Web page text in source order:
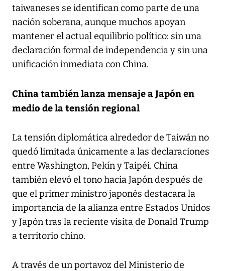
taiwaneses se identifican como parte de una
nación soberana, aunque muchos apoyan
mantener el actual equilibrio político: sin una
declaración formal de independencia y sin una
unificación inmediata con China.
China también lanza mensaje a Japón en
medio de la tensión regional
La tensión diplomática alrededor de Taiwán no
quedó limitada únicamente a las declaraciones
entre Washington, Pekín y Taipéi. China
también elevó el tono hacia Japón después de
que el primer ministro japonés destacara la
importancia de la alianza entre Estados Unidos
y Japón tras la reciente visita de Donald Trump
a territorio chino.
A través de un portavoz del Ministerio de